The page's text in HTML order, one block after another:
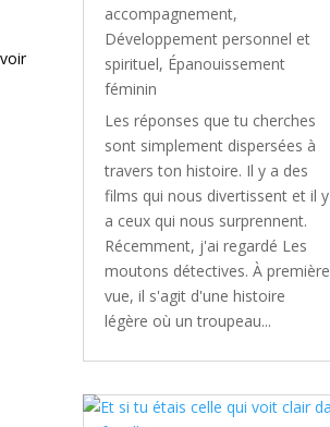
accompagnement,
Développement personnel et
spirituel, Épanouissement
féminin
Les réponses que tu cherches
sont simplement dispersées à
travers ton histoire. Il y a des
films qui nous divertissent et il y
a ceux qui nous surprennent.
Récemment, j'ai regardé Les
moutons détectives. À première
vue, il s'agit d'une histoire
légère où un troupeau...